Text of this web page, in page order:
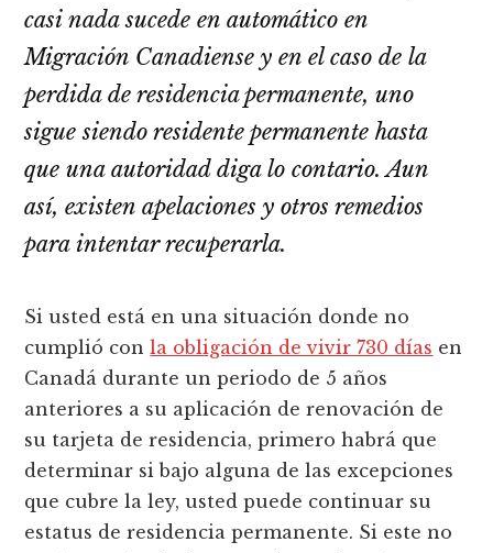
casi nada sucede en automático en
Migración Canadiense y en el caso de la
perdida de residencia permanente, uno
sigue siendo residente permanente hasta
que una autoridad diga lo contario. Aun
así, existen apelaciones y otros remedios
para intentar recuperarla.
Si usted está en una situación donde no
cumplió conla obligación de vivir 730 días en
Canadá durante un periodo de 5 años
anteriores a su aplicación de renovación de
su tarjeta de residencia, primero habrá que
determinar si bajo alguna de las excepciones
que cubre la ley, usted puede continuar su
estatus de residencia permanente. Si este no